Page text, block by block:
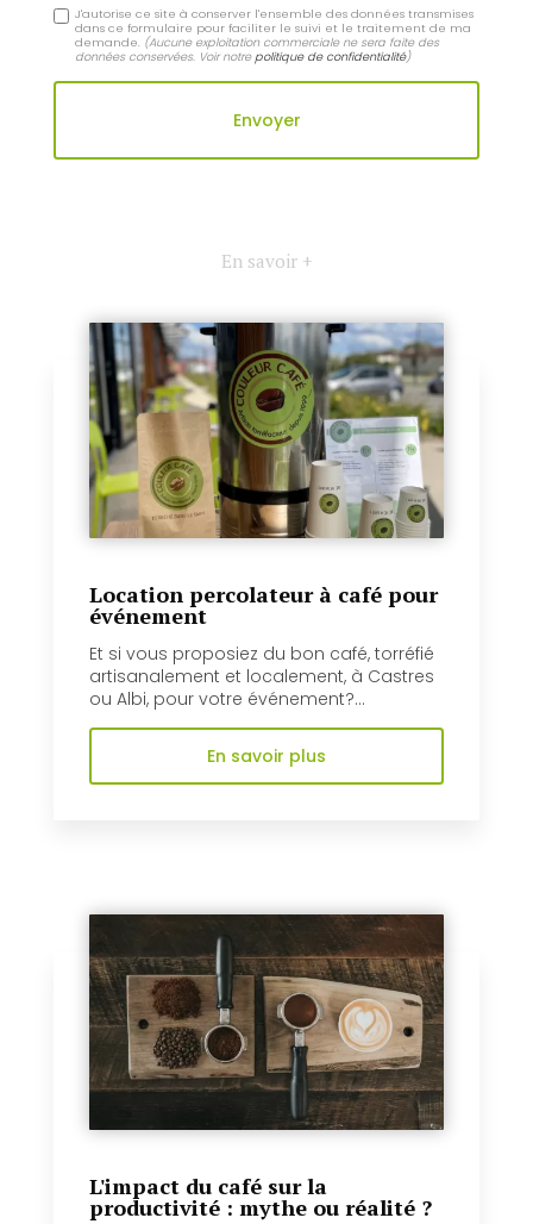
J'autorise ce site à conserver l'ensemble des données transmises
dans ce formulaire pour faciliter le suivi et le traitement de ma
demande. (Aucune exploitation commerciale ne sera faite des
données conservées. Voir notrepolitique de confidentialité)
En savoir +
Location percolateur à café pour
événement
Et si vous proposiez du bon café, torréfié
artisanalement et localement, à Castres
ou Albi, pour votre événement?...
En savoir plus
L'impact du café sur la
productivité : mythe ou réalité ?